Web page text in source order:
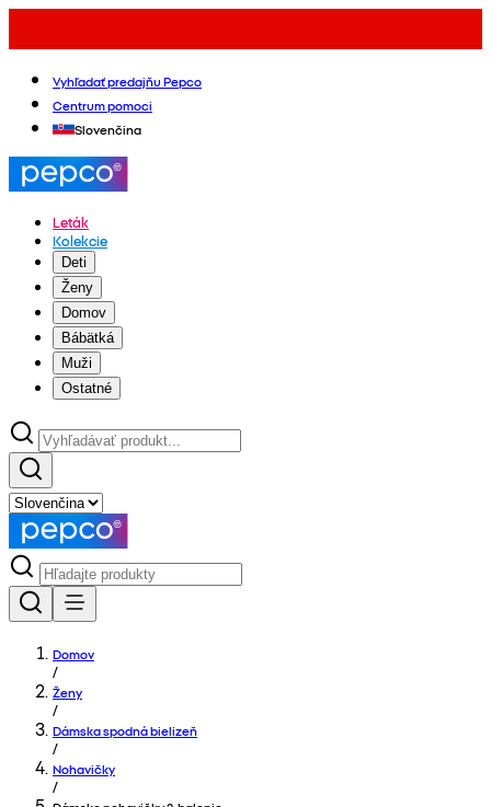
Vyhľadať predajňu Pepco
Centrum pomoci
Slovenčina
Leták
Kolekcie
Deti
Ženy
Domov
Bábätká
Muži
Ostatné
Domov
/
Ženy
/
Dámska spodná bielizeň
/
Nohavičky
/